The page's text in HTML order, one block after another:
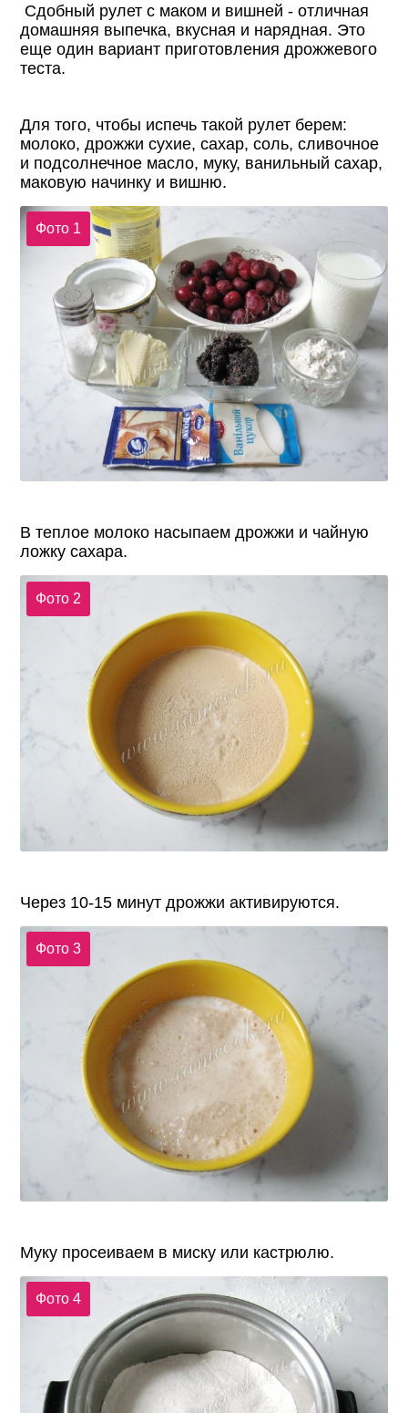
Сдобный рулет с маком и вишней - отличная
домашняя выпечка, вкусная и нарядная. Это
еще один вариант приготовления дрожжевого
теста.
Для того, чтобы испечь такой рулет берем:
молоко, дрожжи сухие, сахар, соль, сливочное
и подсолнечное масло, муку, ванильный сахар,
маковую начинку и вишню.
Фото 1
В теплое молоко насыпаем дрожжи и чайную
ложку сахара.
Фото 2
Через 10-15 минут дрожжи активируются.
Фото 3
Муку просеиваем в миску или кастрюлю.
Фото 4